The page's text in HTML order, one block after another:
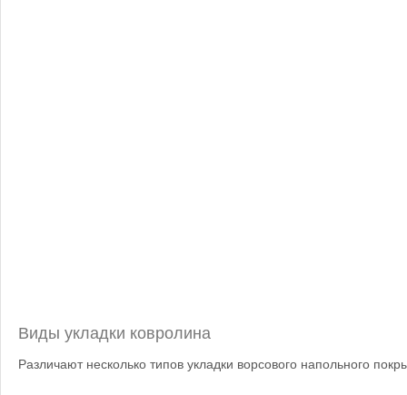
Виды укладки ковролина
Различают несколько типов укладки ворсового напольного